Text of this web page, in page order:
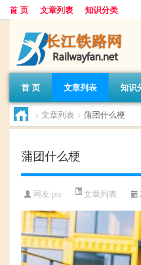
首 页 文章列表 知识分类
首 页 文章列表 知识
> 文章列表 > 蒲团什么梗
蒲团什么梗
网友:pts 文章列表